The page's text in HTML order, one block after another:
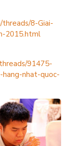
8-Giai-
2015.html
91475-
nhat-quoc-